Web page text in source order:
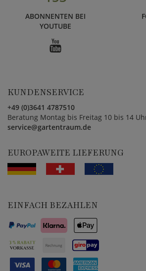
ABONNENTEN BEI
YOUTUBE
KUNDENSERVICE
+49 (0)3641 4787510
Beratung Montag bis Freitag 10 bis 14
service@gartentraum.de
EUROPAWEITE LIEFERUNG
EINFACH BEZAHLEN